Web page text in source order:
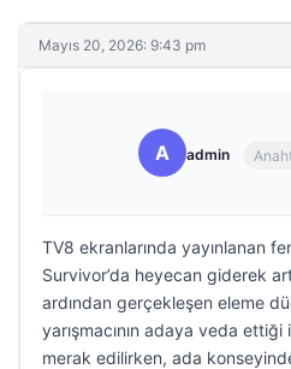
Mayıs 20, 2026: 9:43 pm
A admin
TV8 ekranlarında yayınlanan
Survivor’da heyecan giderek
ardından gerçekleşen eleme
yarışmacının adaya veda
merak edilirken, ada